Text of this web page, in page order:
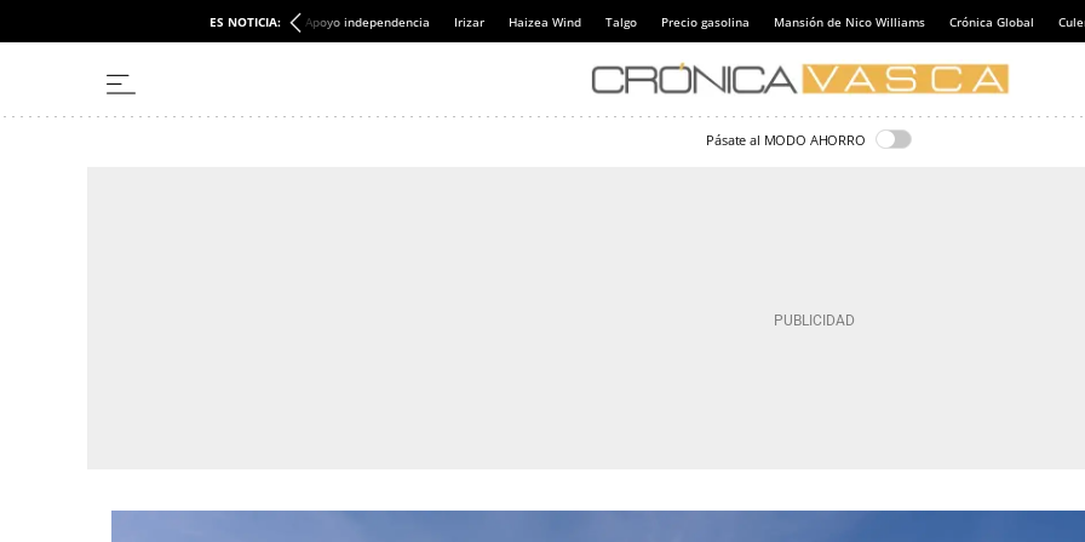
ES NOTICIA: Apoyo independencia Irizar Haizea Wind Talgo Precio gasolina Mansión de Nico Williams Crónica Global
Pásate al MODO AHORRO